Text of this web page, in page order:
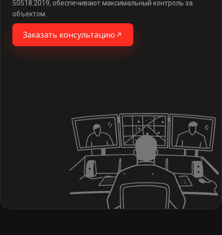
50518:2019, обеспечивают максимальный контроль за
объектом.
Заказать консультацию